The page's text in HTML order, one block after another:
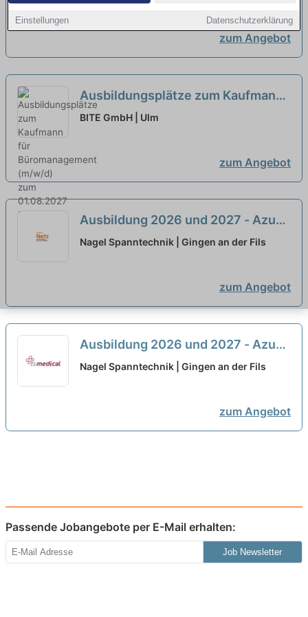
Einstellungen Datenschutzerklärung
zum Angebot
Ausbildungsplätze zum Kaufmann
für Büromanagement (m/w/d) zum
BITE GmbH | Ulm
zum Angebot
Ausbildung 2026 und 2027 - Azubi
Werkzeugmechaniker:in (m/w/d)
Nagel Spanntechnik | Gingen an der Fils
zum Angebot
Ausbildung 2026 und 2027 - Azubi
Werkzeugmechaniker:in (m/w/d)
Nagel Spanntechnik | Gingen an der Fils
zum Angebot
Passende Jobangebote per E-Mail erhalten:
Job Newsletter